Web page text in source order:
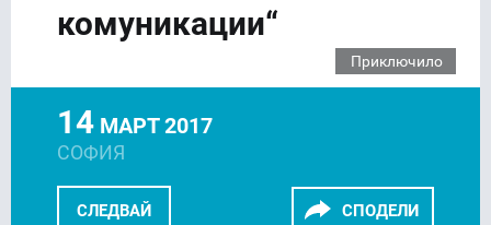
комуникации“
Приключило
СЛЕДВАЙ СПОДЕЛИ
14 МАРТ 2017
СОФИЯ